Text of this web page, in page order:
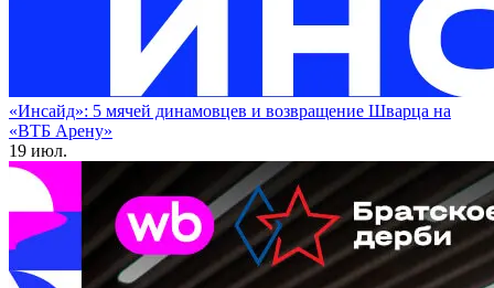
«Инсайд»: 5 мячей динамовцев и возвращение Шварца на
«ВТБ Арену»
19 июл.